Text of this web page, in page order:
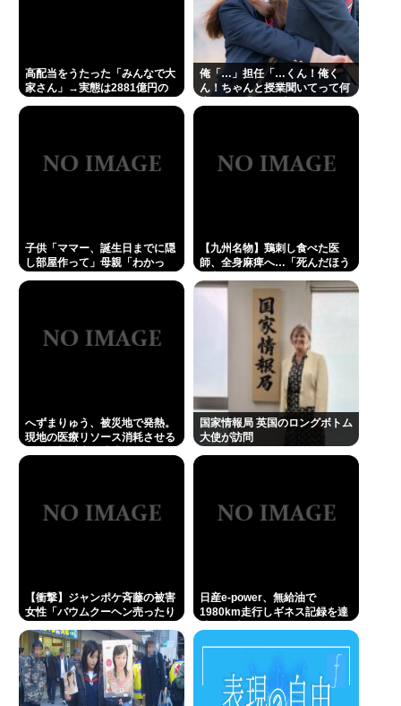
高配当をうたった「みんなで大
家さん」→実態は2881億円の
俺「…」担任「…くん！俺く
ん！ちゃんと授業聞いてって何
子供「ママー、誕生日までに隠
し部屋作って」母親「わかっ
【九州名物】鶏刺し食べた医
師、全身麻痺へ…「死んだほう
へずまりゅう、被災地で発熱。
現地の医療リソース消耗させる
国家情報局 英国のロングボトム
大使が訪問
【衝撃】ジャンポケ斉藤の被害
女性「バウムクーヘン売ったり
から示談しなかった」←コレっ
てさ…
日産e-power、無給油で
1980km走行しギネス記録を達